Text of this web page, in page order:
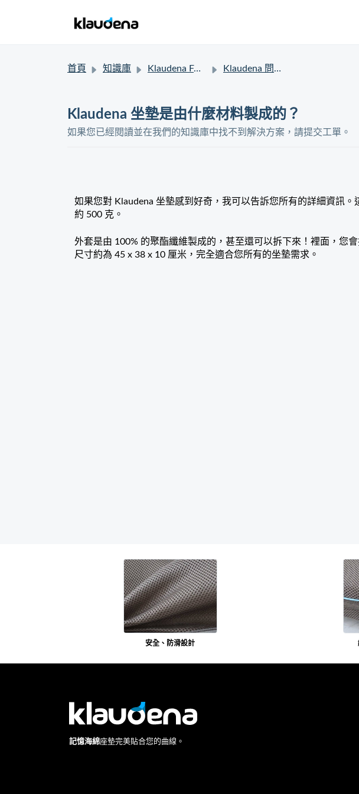
首頁 知識庫 Klaudena FAQ Klaudena 問題
Klaudena 坐墊是由什麼材料製成的？
如果您已經閱讀並在我們的知識庫中找不到解決方案，請提交工單。
如果您對 Klaudena 坐墊感到好奇，我可以告訴您所有的詳細資訊
約 500 克。
外套是由 100% 的聚酯纖維製成的，甚至還可以拆下來！裡面，您
尺寸約為 45 x 38 x 10 厘米，完全適合您所有的坐墊需求。
安全、防滑設計
記憶海綿座墊完美貼合您的曲線。